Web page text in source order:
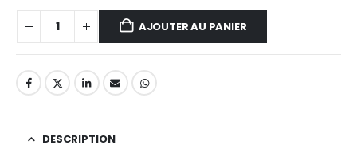
AJOUTER AU PANIER
DESCRIPTION